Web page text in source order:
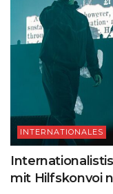
INTERNATIONALES
mit Hilfskonvoi